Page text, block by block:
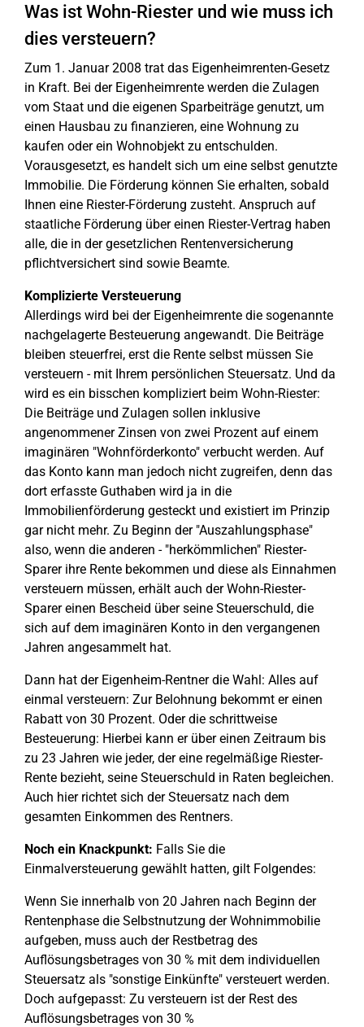
Was ist Wohn-Riester und wie muss ich
dies versteuern?
Zum 1. Januar 2008 trat das Eigenheimrenten-Gesetz
in Kraft. Bei der Eigenheimrente werden die Zulagen
vom Staat und die eigenen Sparbeiträge genutzt, um
einen Hausbau zu finanzieren, eine Wohnung zu
kaufen oder ein Wohnobjekt zu entschulden.
Vorausgesetzt, es handelt sich um eine selbst genutzte
Immobilie. Die Förderung können Sie erhalten, sobald
Ihnen eine Riester-Förderung zusteht. Anspruch auf
staatliche Förderung über einen Riester-Vertrag haben
alle, die in der gesetzlichen Rentenversicherung
pflichtversichert sind sowie Beamte.
Komplizierte Versteuerung
Allerdings wird bei der Eigenheimrente die sogenannte
nachgelagerte Besteuerung angewandt. Die Beiträge
bleiben steuerfrei, erst die Rente selbst müssen Sie
versteuern - mit Ihrem persönlichen Steuersatz. Und da
wird es ein bisschen kompliziert beim Wohn-Riester:
Die Beiträge und Zulagen sollen inklusive
angenommener Zinsen von zwei Prozent auf einem
imaginären "Wohnförderkonto" verbucht werden. Auf
das Konto kann man jedoch nicht zugreifen, denn das
dort erfasste Guthaben wird ja in die
Immobilienförderung gesteckt und existiert im Prinzip
gar nicht mehr. Zu Beginn der "Auszahlungsphase"
also, wenn die anderen - "herkömmlichen" Riester-
Sparer ihre Rente bekommen und diese als Einnahmen
versteuern müssen, erhält auch der Wohn-Riester-
Sparer einen Bescheid über seine Steuerschuld, die
sich auf dem imaginären Konto in den vergangenen
Jahren angesammelt hat.
Dann hat der Eigenheim-Rentner die Wahl: Alles auf
einmal versteuern: Zur Belohnung bekommt er einen
Rabatt von 30 Prozent. Oder die schrittweise
Besteuerung: Hierbei kann er über einen Zeitraum bis
zu 23 Jahren wie jeder, der eine regelmäßige Riester-
Rente bezieht, seine Steuerschuld in Raten begleichen.
Auch hier richtet sich der Steuersatz nach dem
gesamten Einkommen des Rentners.
Noch ein Knackpunkt: Falls Sie die
Einmalversteuerung gewählt hatten, gilt Folgendes:
Wenn Sie innerhalb von 20 Jahren nach Beginn der
Rentenphase die Selbstnutzung der Wohnimmobilie
aufgeben, muss auch der Restbetrag des
Auflösungsbetrages von 30 % mit dem individuellen
Steuersatz als "sonstige Einkünfte" versteuert werden.
Doch aufgepasst: Zu versteuern ist der Rest des
Auflösungsbetrages von 30 %